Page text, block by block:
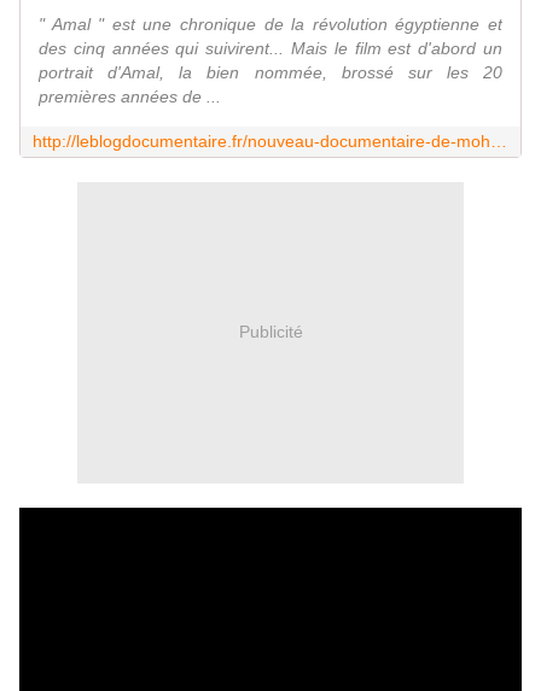
" Amal " est une chronique de la révolution égyptienne et
des cinq années qui suivirent... Mais le film est d'abord un
portrait d'Amal, la bien nommée, brossé sur les 20
premières années de ...
Publicité